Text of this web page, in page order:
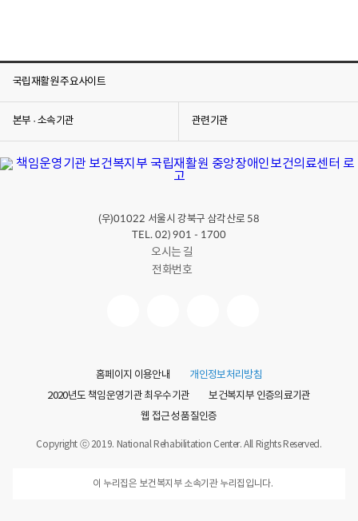
국립재활원 주요사이트
본부 · 소속기관 관련기관
(우)01022 서울시 강북구 삼각산로 58
TEL. 02) 901 - 1700
오시는 길
전화번호
홈페이지 이용안내
개인정보처리방침
2020년도 책임운영기관 최우수기관
보건복지부 인증의료기관
웹 접근성 품질인증
Copyright ⓒ 2019. National Rehabilitation Center. All Rights Reserved.
이 누리집은 보건복지부 소속기관 누리집입니다.